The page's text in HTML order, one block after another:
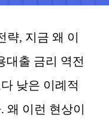
, 지금 왜 이
대출 금리 역전
낮은 이례적
왜 이런 현상이